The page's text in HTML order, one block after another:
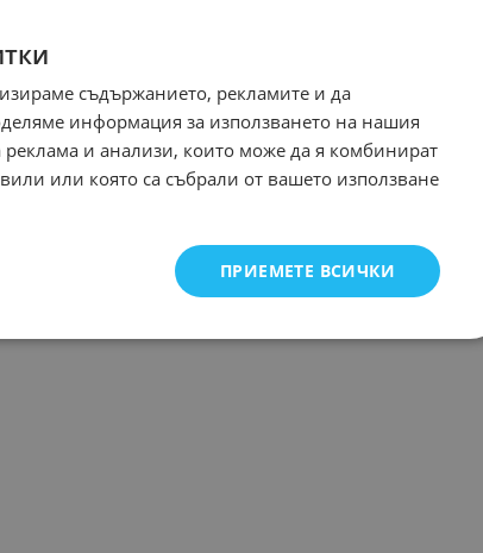
съдържанието, рекламите и да
информация за използването на нашия
реклама и анализи, които може да я комбинират
или която са събрали от вашето използване
ПРИЕМЕТЕ ВСИЧКИ